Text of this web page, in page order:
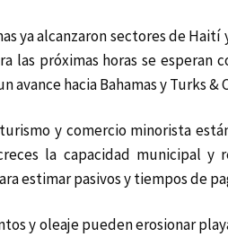
ya alcanzaron sectores de
las próximas horas se
hacia Bahamas y Turks &
y comercio minorista
la capacidad municipal
estimar pasivos y tiempos de
y oleaje pueden erosionar